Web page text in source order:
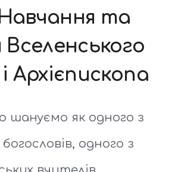
та
Вселенського
Архієпископа
шануємо як одного з
одного з